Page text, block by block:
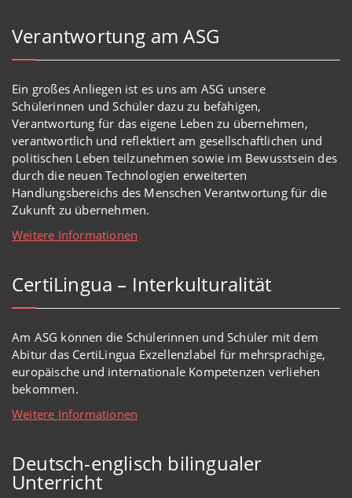
Verantwortung am ASG
Ein großes Anliegen ist es uns am ASG unsere
Schülerinnen und Schüler dazu zu befähigen,
Verantwortung für das eigene Leben zu übernehmen,
verantwortlich und reflektiert am gesellschaftlichen und
politischen Leben teilzunehmen sowie im Bewusstsein des
durch die neuen Technologien erweiterten
Handlungsbereichs des Menschen Verantwortung für die
Zukunft zu übernehmen.
Weitere Informationen
CertiLingua – Interkulturalität
Am ASG können die Schülerinnen und Schüler mit dem
Abitur das CertiLingua Exzellenzlabel für mehrsprachige,
europäische und internationale Kompetenzen verliehen
bekommen.
Weitere Informationen
Deutsch-englisch bilingualer
Unterricht